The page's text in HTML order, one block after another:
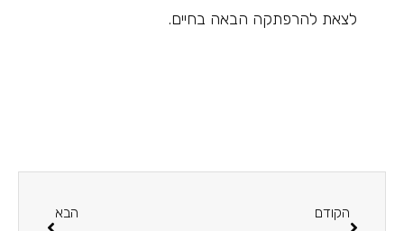
לצאת להרפתקה הבאה בחיים.
הקודם הבא